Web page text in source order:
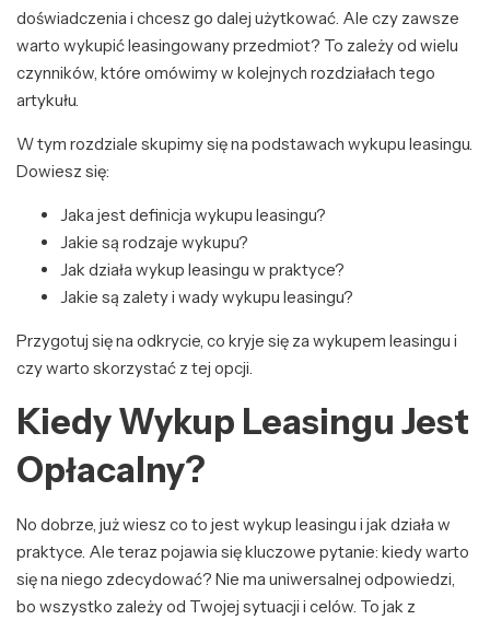
doświadczenia i chcesz go dalej użytkować. Ale czy zawsze
warto wykupić leasingowany przedmiot? To zależy od wielu
czynników, które omówimy w kolejnych rozdziałach tego
artykułu.
W tym rozdziale skupimy się na podstawach wykupu leasingu.
Dowiesz się:
Jaka jest definicja wykupu leasingu?
Jakie są rodzaje wykupu?
Jak działa wykup leasingu w praktyce?
Jakie są zalety i wady wykupu leasingu?
Przygotuj się na odkrycie, co kryje się za wykupem leasingu i
czy warto skorzystać z tej opcji.
Kiedy Wykup Leasingu Jest
Opłacalny?
No dobrze, już wiesz co to jest wykup leasingu i jak działa w
praktyce. Ale teraz pojawia się kluczowe pytanie: kiedy warto
się na niego zdecydować? Nie ma uniwersalnej odpowiedzi,
bo wszystko zależy od Twojej sytuacji i celów. To jak z